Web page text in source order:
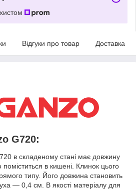
Відгуки про товар Доставка
G720:
в складеному стані має довжину
в кишені. Клинок цього
типу. Його довжина становить
— 0,4 см. В якості матеріалу для